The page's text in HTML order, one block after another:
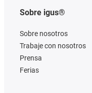
Sobre igus®
Sobre nosotros
Trabaje con nosotros
Prensa
Ferias